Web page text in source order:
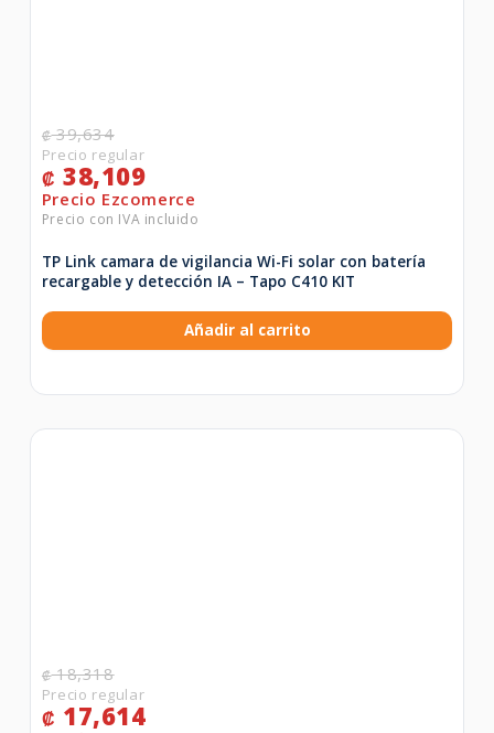
₡39,634
₡ 38,109
TP Link camara de vigilancia Wi-Fi solar con batería
recargable y detección IA – Tapo C410 KIT
Añadir al carrito
₡18,318
₡ 17,614